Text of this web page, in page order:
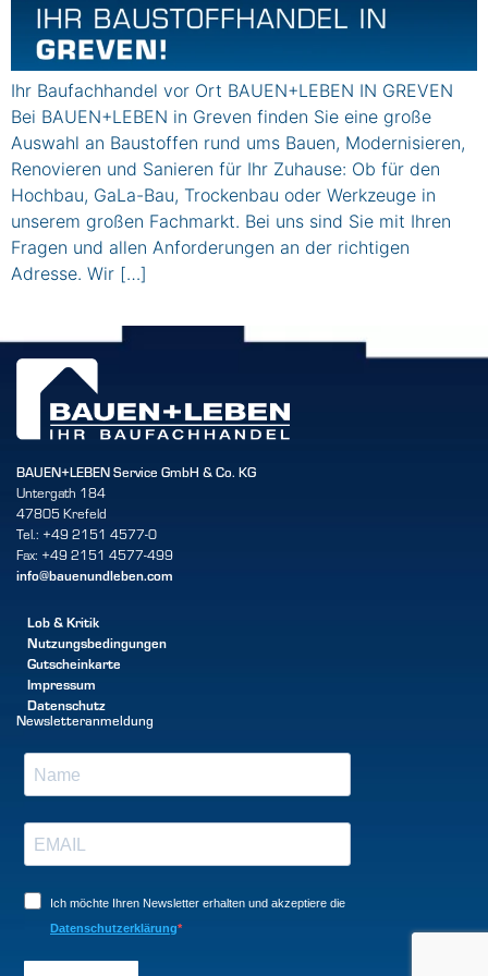
Ihr Baufachhandel vor Ort BAUEN+LEBEN IN GREVEN
Bei BAUEN+LEBEN in Greven finden Sie eine große
Auswahl an Baustoffen rund ums Bauen, Modernisieren,
Renovieren und Sanieren für Ihr Zuhause: Ob für den
Hochbau, GaLa-Bau, Trockenbau oder Werkzeuge in
unserem großen Fachmarkt. Bei uns sind Sie mit Ihren
Fragen und allen Anforderungen an der richtigen
Adresse. Wir […]
BAUEN+LEBEN Service GmbH & Co. KG
Untergath 184
47805 Krefeld
Tel.: +49 2151 4577-0
Fax: +49 2151 4577-499
info@bauenundleben.com
Lob & Kritik
Nutzungsbedingungen
Gutscheinkarte
Impressum
Datenschutz
Newsletteranmeldung
Ich möchte Ihren Newsletter erhalten und akzeptiere die
Datenschutzerklärung